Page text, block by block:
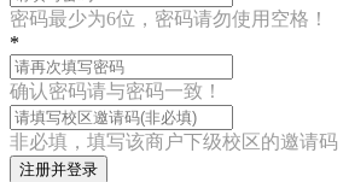
密码最少为6位，密码请勿使用空格！
*
确认密码请与密码一致！
非必填，填写该商户下级校区的邀请码
注册并登录